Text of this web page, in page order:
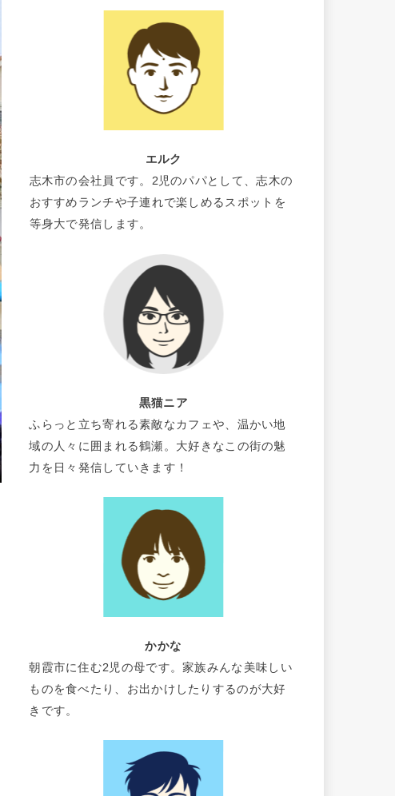
エルク
志木市の会社員です。2児のパパとして、志木の
おすすめランチや子連れで楽しめるスポットを
等身大で発信します。
黒猫ニア
ふらっと立ち寄れる素敵なカフェや、温かい地
域の人々に囲まれる鶴瀬。大好きなこの街の魅
力を日々発信していきます！
かかな
朝霞市に住む2児の母です。家族みんな美味しい
ものを食べたり、お出かけしたりするのが大好
きです。